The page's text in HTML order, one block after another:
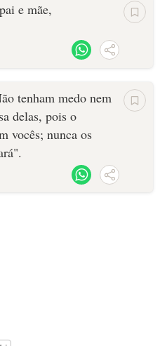
de Jesus na cruz.
quem te amou primeiro, ouça as
ser mais do que vencedor!
e mãe,
tenham medo nem
delas, pois o
vocês; nunca os